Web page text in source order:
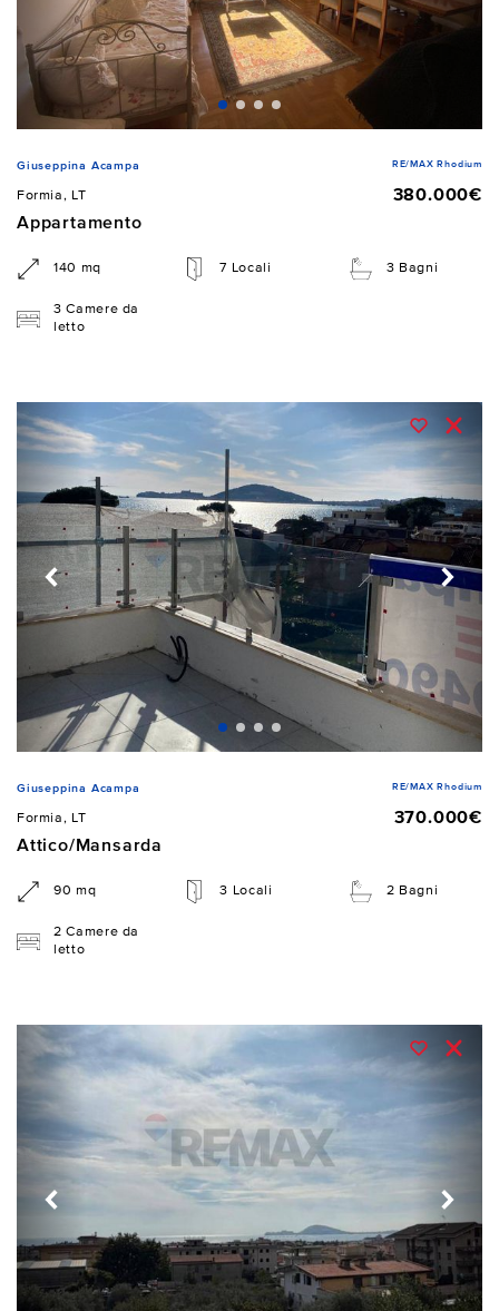
Giuseppina Acampa RE/MAX Rhodium
Formia, LT
380.000€
Appartamento
140 mq 7 Locali 3 Bagni
3 Camere da
letto
Giuseppina Acampa RE/MAX Rhodium
Formia, LT
370.000€
Attico/Mansarda
90 mq 3 Locali 2 Bagni
2 Camere da
letto